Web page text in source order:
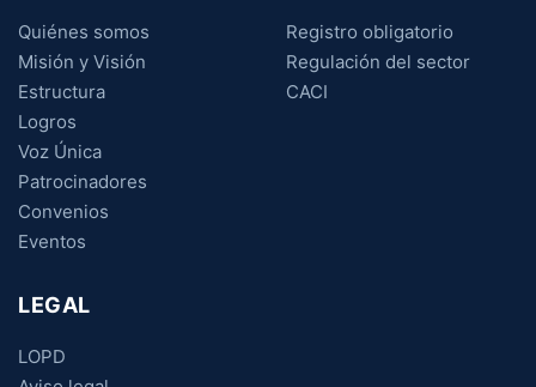
Quiénes somos
Misión y Visión
Estructura
Logros
Voz Única
Patrocinadores
Convenios
Eventos
Registro obligatorio
Regulación del sector
CACI
LEGAL
LOPD